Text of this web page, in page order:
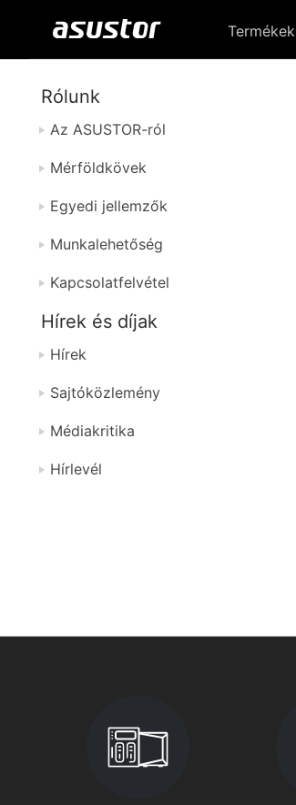
Termékek
Rólunk
Az ASUSTOR-ról
Mérföldkövek
Egyedi jellemzők
Munkalehetőség
Kapcsolatfelvétel
Hírek és díjak
Hírek
Sajtóközlemény
Médiakritika
Hírlevél